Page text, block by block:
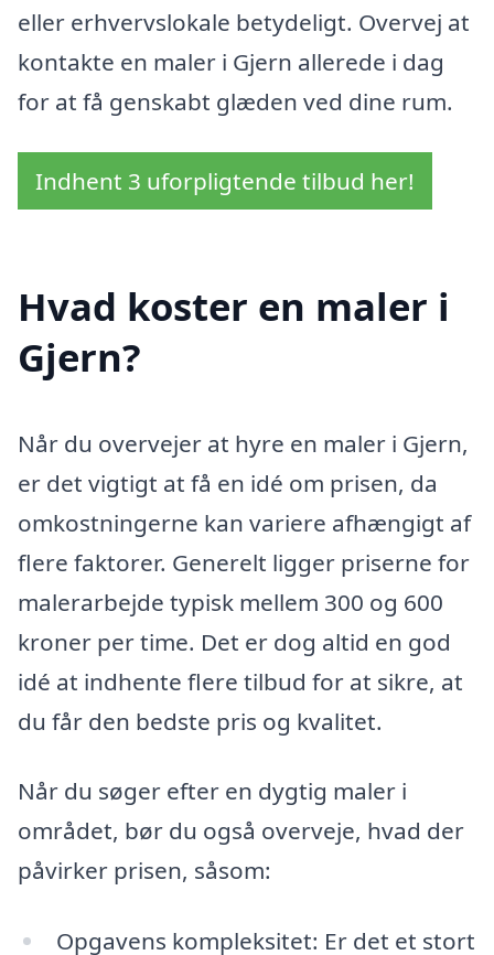
eller erhvervslokale betydeligt. Overvej at
kontakte en maler i Gjern allerede i dag
for at få genskabt glæden ved dine rum.
Indhent 3 uforpligtende tilbud her!
Hvad koster en maler i
Gjern?
Når du overvejer at hyre en maler i Gjern,
er det vigtigt at få en idé om prisen, da
omkostningerne kan variere afhængigt af
flere faktorer. Generelt ligger priserne for
malerarbejde typisk mellem 300 og 600
kroner per time. Det er dog altid en god
idé at indhente flere tilbud for at sikre, at
du får den bedste pris og kvalitet.
Når du søger efter en dygtig maler i
området, bør du også overveje, hvad der
påvirker prisen, såsom:
Opgavens kompleksitet: Er det et stort